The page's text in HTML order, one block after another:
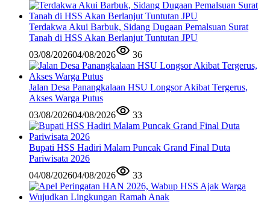
Terdakwa Akui Barbuk, Sidang Dugaan Pemalsuan Surat
Tanah di HSS Akan Berlanjut Tuntutan JPU
03/08/202604/08/2026 36
Jalan Desa Panangkalaan HSU Longsor Akibat Tergerus,
Akses Warga Putus
03/08/202604/08/2026 33
Bupati HSS Hadiri Malam Puncak Grand Final Duta
Pariwisata 2026
04/08/202604/08/2026 33